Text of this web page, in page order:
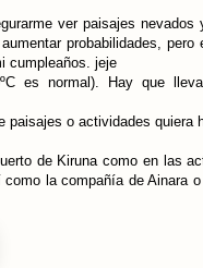
ver paisajes
probabilidades,
cumpleaños. jeje
es normal). Hay que
o actividades quiera
de Kiruna como en las
la compañía de Ainara